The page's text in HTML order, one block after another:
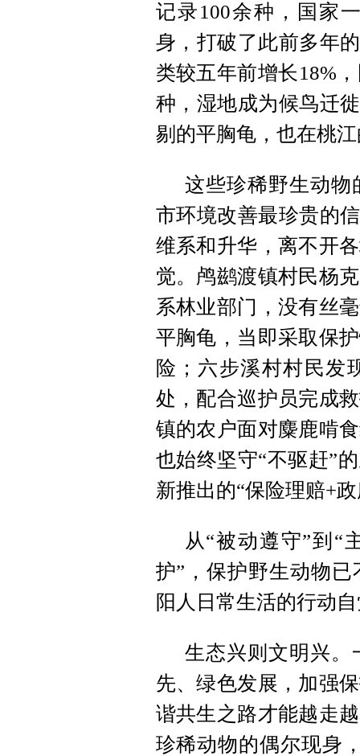
记录100余种，国家
身，打破了此前多年
类较五年前增长18%
种，湿地成为候鸟迁
剔的平胸龟，也在桃
这些珍稀野生动物
市环境改善最珍贵的
维系和升华，离不开
觉。鸬鹚渡镇村民杨
系林业部门，没有丝
平胸龟，当即采取保
险；六步溪村村民发
处，配合巡护员完成
镇的农户面对麋鹿啃
也始终坚守“不驱赶”
新推出的“保险理赔+
从“被动遵守”到“
护”，保护野生动物
阳人日常生活的行动
生态兴则文明兴。
先、绿色发展，加强
谐共生之路才能越走
珍稀动物的偶尔现身